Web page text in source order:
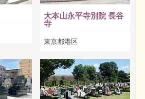
大本山永平寺別院 長谷
寺
東京都港区